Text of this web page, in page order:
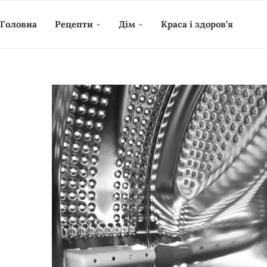
Головна Рецепти Дім Краса і здоров’я